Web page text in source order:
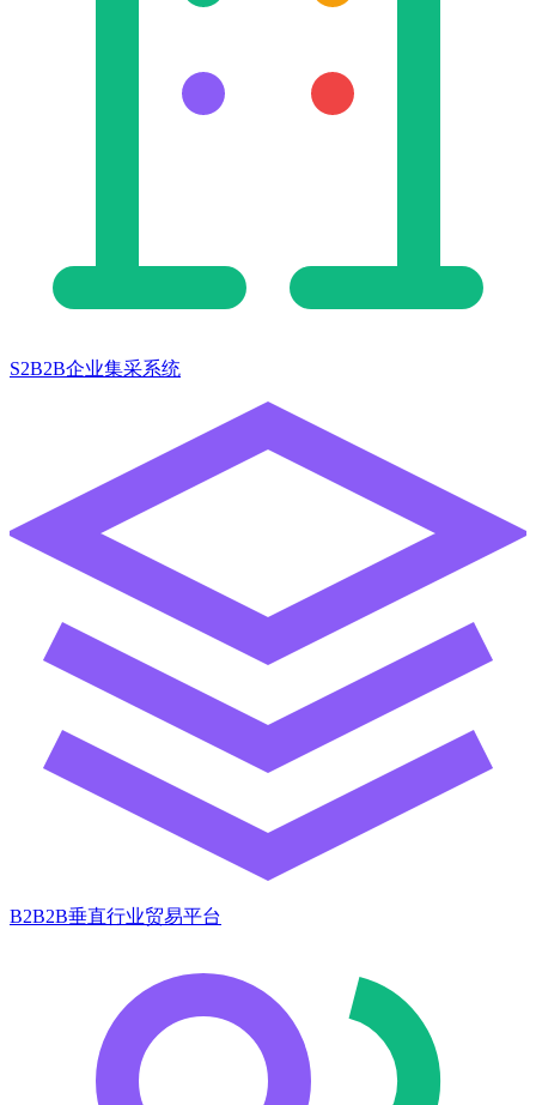
S2B2B企业集采系统
B2B2B垂直行业贸易平台